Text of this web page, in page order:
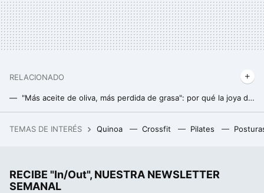
RELACIONADO
"Más aceite de oliva, más perdida de grasa": por qué la joya de la dieta mediterránea puede ayudarnos a adelgazar
TEMAS DE INTERÉS Quinoa Crossfit Pilates
RECIBE "In/Out", NUESTRA NEWSLETTER
SEMANAL